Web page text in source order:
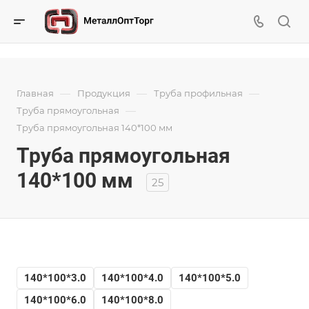
Главная — Продукция — Труба профильная —
Труба прямоугольная —
Труба прямоугольная 140*100 мм
Труба прямоугольная
140*100 мм
25
140*100*3.0 140*100*4.0
140*100*5.0
140*100*6.0
140*100*8.0